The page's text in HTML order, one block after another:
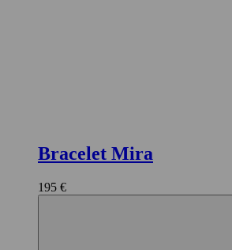
Bracelet Mira
195 €